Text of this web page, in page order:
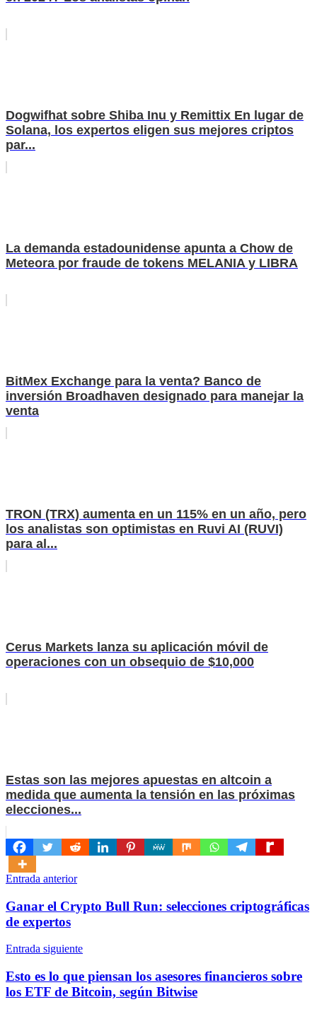
Dogwifhat sobre Shiba Inu y Remittix En lugar de
Solana, los expertos eligen sus mejores criptos
par...
La demanda estadounidense apunta a Chow de
Meteora por fraude de tokens MELANIA y LIBRA
BitMex Exchange para la venta? Banco de
inversión Broadhaven designado para manejar la
venta
TRON (TRX) aumenta en un 115% en un año, pero
los analistas son optimistas en Ruvi AI (RUVI)
para al...
Cerus Markets lanza su aplicación móvil de
operaciones con un obsequio de $10,000
Estas son las mejores apuestas en altcoin a
medida que aumenta la tensión en las próximas
elecciones...
Navegación
de
entradas
Entrada anterior
Ganar el Crypto Bull Run: selecciones criptográficas
de expertos
Entrada siguiente
Esto es lo que piensan los asesores financieros sobre
los ETF de Bitcoin, según Bitwise